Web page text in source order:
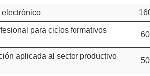
electrónico
para ciclos formativos
60
aplicada al sector productivo
50